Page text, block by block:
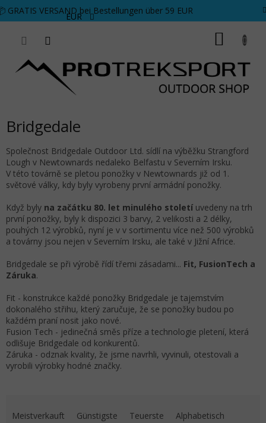
Zum Inhalt springen
GRATIS VERSAND bei Bestellungen über 59 EUR
EUR
Bridgedale
Společnost Bridgedale Outdoor Ltd. sídlí na výběžku Strangford
Lough v Newtownards nedaleko Belfastu v Severním Irsku.
V této továrně se pletou ponožky v Newtownards již od 1.
světové války, kdy byly vyrobeny první armádní ponožky.
Když byly na začátku 80. let minulého století uvedeny na trh
první ponožky, byly k dispozici 3 barvy, 2 velikosti a 2 délky,
pouhých 12 výrobků, nyní je v v sortimentu více než 500 výrobků
a továrny jsou nejen v Severním Irsku, ale také v Jižní Africe.
Bridgedale se při výrobě řídí třemi zásadami... Fit, FusionTech a
Záruka.
Fit - konstrukce každé ponožky Bridgedale je tajemstvím
dokonalého střihu, který zaručuje, že se ponožky budou po
každém praní nosit jako nové.
Fusion Tech - jedinečná směs příze a technologie pletení, která
odlišuje Bridgedale od konkurentů.
Záruka - odznak kvality, že jsme navrhli, vyvinuli, otestovali a
vyrobili výrobky hodné značky.
Meistverkauft Günstigste Teuerste Alphabetisch